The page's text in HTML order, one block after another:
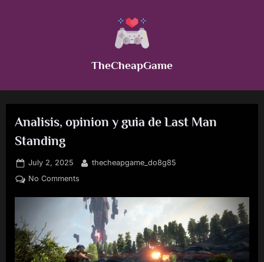
TheCheapGame
Analisis, opinion y guia de Last Man
Standing
Posted
on
July 2, 2025 By
thecheapgame_do8g85
No Commentson
opinion
guia
de
Last